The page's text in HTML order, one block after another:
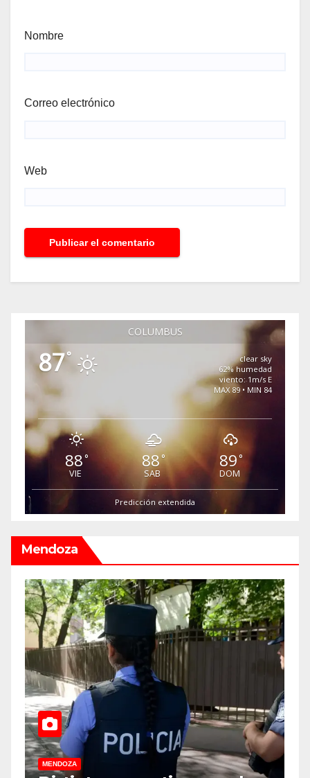
Nombre
Correo electrónico
Web
COLUMBUS
87°
clear sky
62% humedad
viento: 1m/s E
MAX 89 • MIN 84
88°
VIE
88°
SAB
89°
DOM
Predicción extendida
Mendoza
MENDOZA